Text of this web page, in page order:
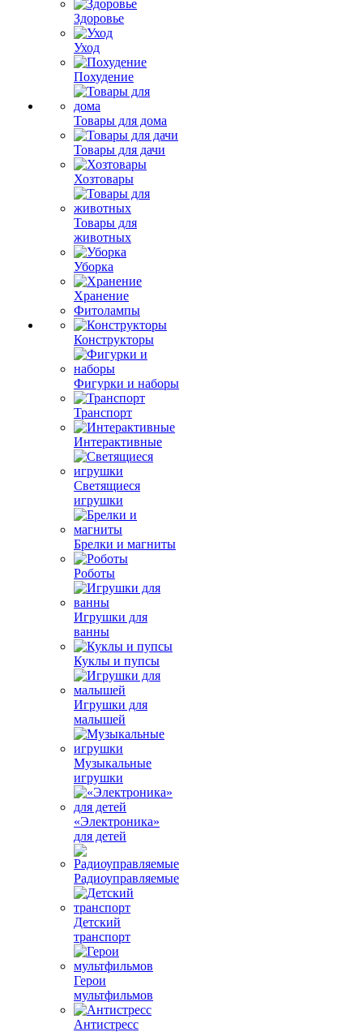
Здоровье
Уход
Похудение
Товары для дома
Товары для дачи
Хозтовары
Товары для
животных
Уборка
Хранение
Фитолампы
Конструкторы
Фигурки и наборы
Транспорт
Интерактивные
Светящиеся
игрушки
Брелки и магниты
Роботы
Игрушки для
ванны
Куклы и пупсы
Игрушки для
малышей
Музыкальные
игрушки
«Электроника»
для детей
Радиоуправляемые
Детский
транспорт
Герои
мультфильмов
Антистресс